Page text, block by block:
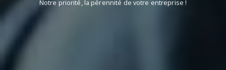
Notre priorité, la pérennité de votre entreprise !